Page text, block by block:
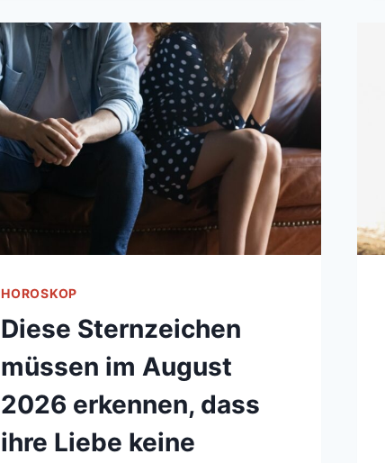
MAN
DIE
BEZIEHUNG
BEENDEN
WEGEN
LÜGEN?
HOROSKOP
Diese Sternzeichen
müssen im August
2026 erkennen, dass
ihre Liebe keine